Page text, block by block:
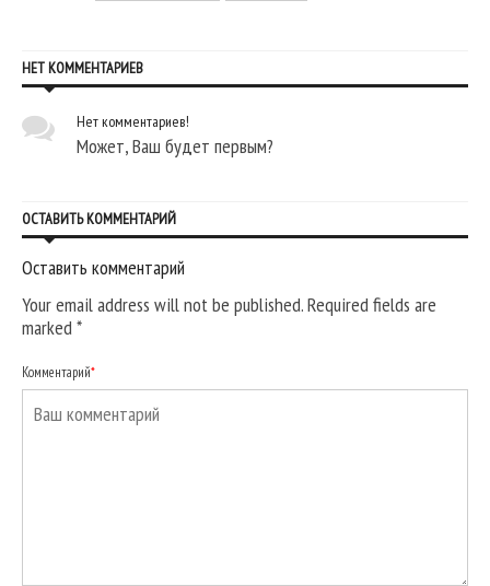
НЕТ КОММЕНТАРИЕВ
Нет комментариев!
Может, Ваш будет первым?
ОСТАВИТЬ КОММЕНТАРИЙ
Оставить комментарий
Your email address will not be published. Required fields are
marked*
Комментарий*